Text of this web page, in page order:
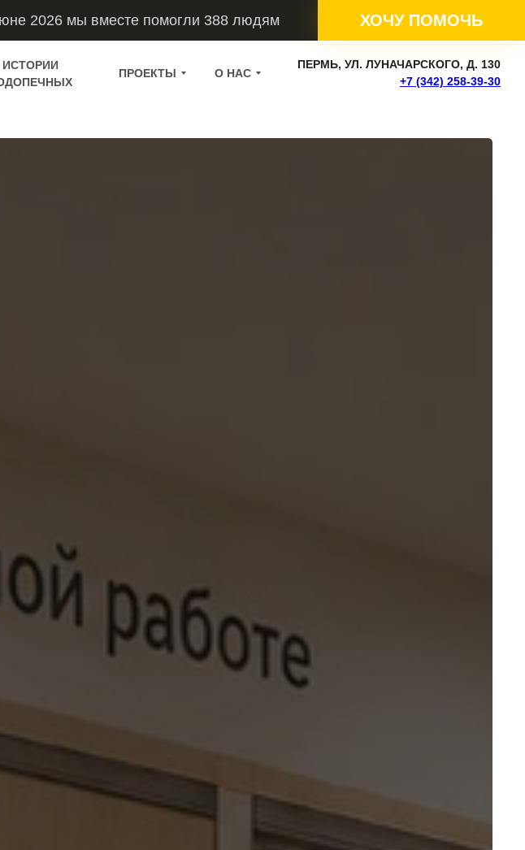
ПЕРМЬ, УЛ. ЛУНАЧАРСКОГО, Д. 130
+7 (342) 258-39-30
ИСТОРИИ
ПРОЕКТЫ
ХОЧУ ПОМОЧЬ
2026 мы вместе помогли 388 людям
О НАС